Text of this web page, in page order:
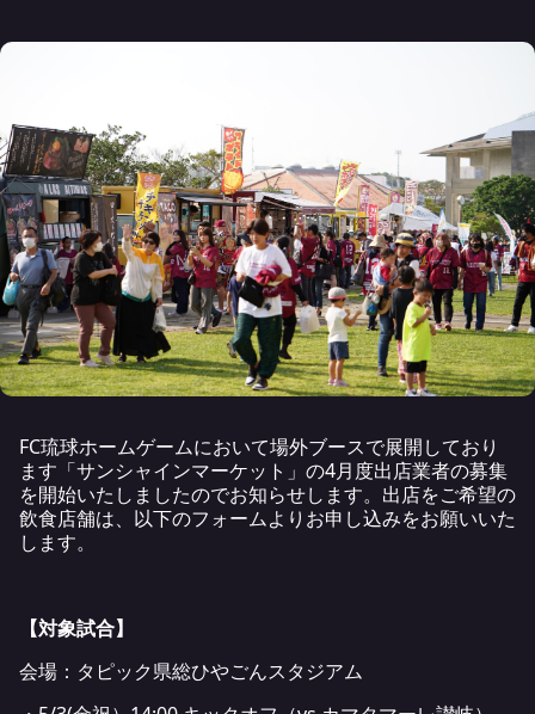
FC琉球ホームゲームにおいて場外ブースで展開しており
ます「サンシャインマーケット」の4月度出店業者の募集
を開始いたしましたのでお知らせします。出店をご希望の
飲食店舗は、以下のフォームよりお申し込みをお願いいた
します。
【対象試合】
会場：タピック県総ひやごんスタジアム